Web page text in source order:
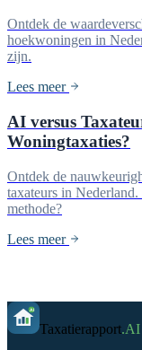
Ontdek de
hoekwoningen in
zijn.
Lees meer
AI versus
Woningtaxaties?
Ontdek de
taxateurs in
methode?
Lees meer
Taxatierapport.AI